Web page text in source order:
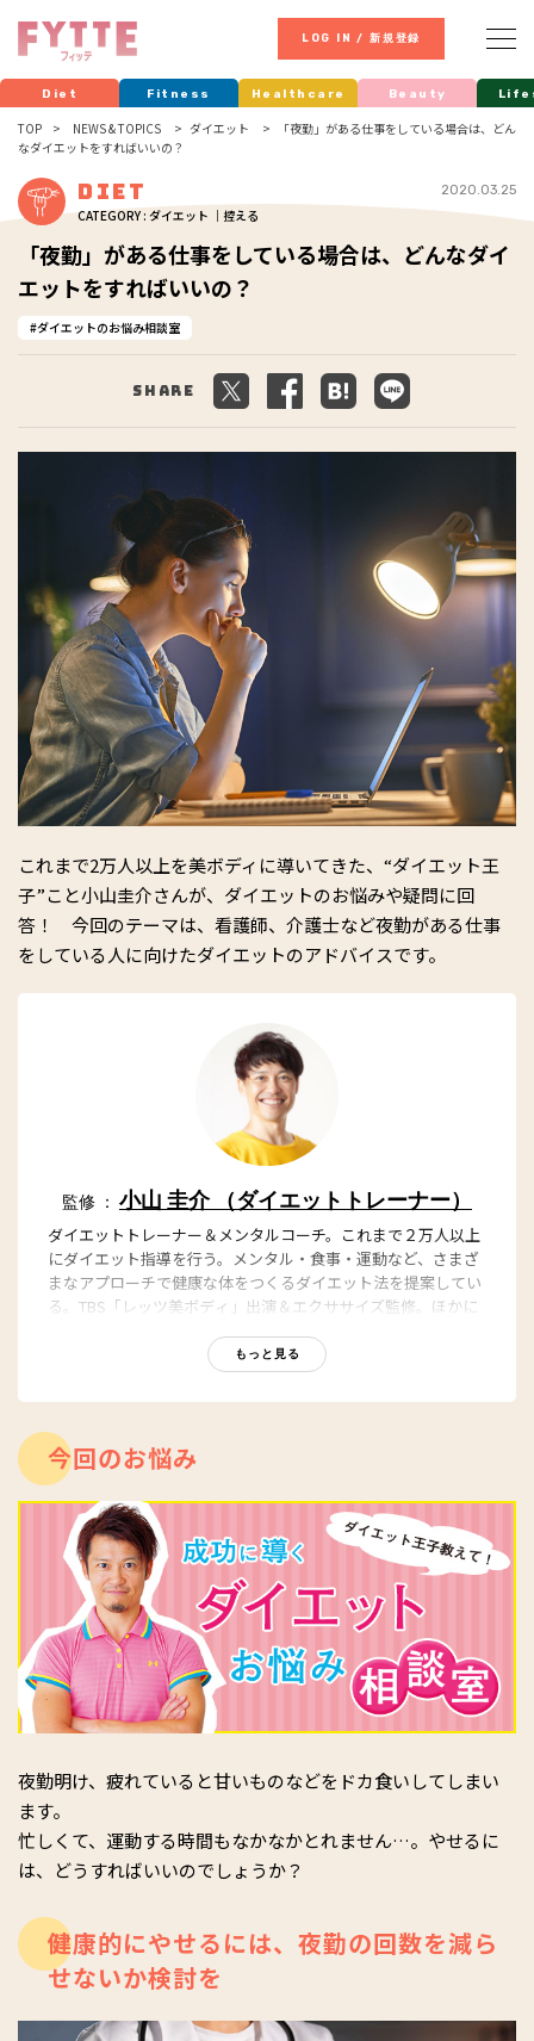
LOG IN / 新規登録
Diet Fitness Healthcare Beauty
TOP NEWS & TOPICS ダイエット
「夜勤」がある仕事をしている場合は、どん
なダイエットをすればいいの？
Diet
CATEGORY : ダイエット ｜控える
2020.03.25
「夜勤」がある仕事をしている場合は、どんなダイ
エットをすればいいの？
ダイエットのお悩み相談室
Share
これまで2万人以上を美ボディに導いてきた、“ダイエット王
子”こと小山圭介さんが、ダイエットのお悩みや疑問に回
答！ 今回のテーマは、看護師、介護士など夜勤がある仕事
をしている人に向けたダイエットのアドバイスです。
監修 ： 小山 圭介 （ダイエットトレーナー）
ダイエットトレーナー＆メンタルコーチ。これまで２万人以上
にダイエット指導を行う。メンタル・食事・運動など、さまざ
まなアプローチで健康な体をつくるダイエット法を提案してい
る。TBS「レッツ美ボディ」出演＆エクササイズ監修。ほかに
ダイエット成功者続出の、ダイエットオンラインサロン「
もっと見る
今回のお悩み
夜勤明け、疲れていると甘いものなどをドカ食いしてしまい
ます。
忙しくて、運動する時間もなかなかとれません…。やせるに
は、どうすればいいのでしょうか？
健康的にやせるには、夜勤の回数を減ら
せないか検討を